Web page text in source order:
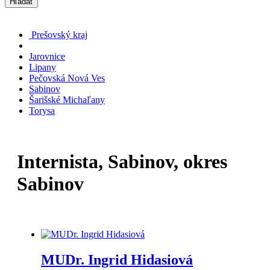
Prešovský kraj
Jarovnice
Lipany
Pečovská Nová Ves
Sabinov
Šarišské Michaľany
Torysa
Internista, Sabinov, okres
Sabinov
MUDr. Ingrid Hidasiová